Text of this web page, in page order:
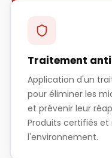
Traitement
Application d'un
pour éliminer les
et prévenir leur
Produits certifiés
l'environnement.